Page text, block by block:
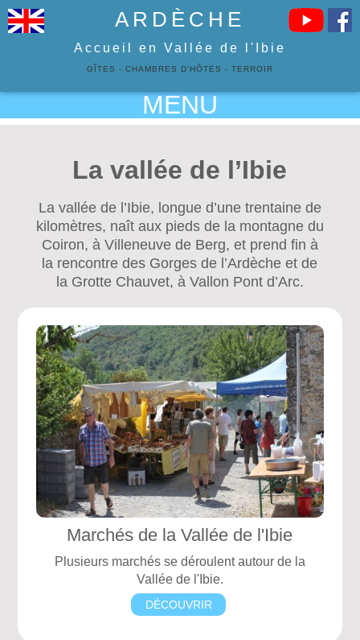
ARDÈCHE
Accueil en Vallée de l'Ibie
GÎTES - CHAMBRES D'HÔTES - TERROIR
MENU
La vallée de l’Ibie
La vallée de l’Ibie, longue d’une trentaine de
kilomètres, naît aux pieds de la montagne du
Coiron, à Villeneuve de Berg, et prend fin à
la rencontre des Gorges de l’Ardèche et de
la Grotte Chauvet, à Vallon Pont d’Arc.
Marchés de la Vallée de l'Ibie
Plusieurs marchés se déroulent autour de la
Vallée de l'Ibie.
DÉCOUVRIR